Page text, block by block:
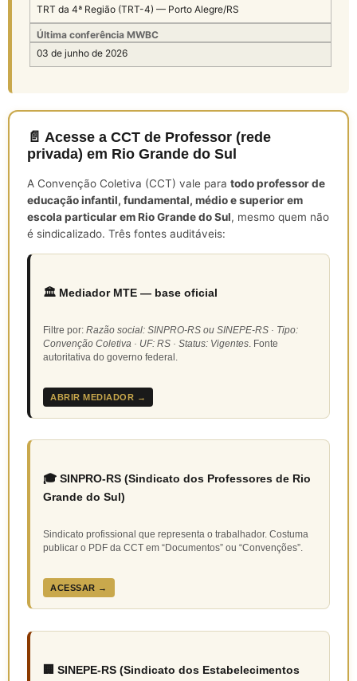
TRT da 4ª Região (TRT-4) — Porto Alegre/RS
Última conferência MWBC
03 de junho de 2026
📄 Acesse a CCT de Professor (rede
privada) em Rio Grande do Sul
A Convenção Coletiva (CCT) vale para todo professor de
educação infantil, fundamental, médio e superior em
escola particular em Rio Grande do Sul, mesmo quem não
é sindicalizado. Três fontes auditáveis:
🏛️ Mediador MTE — base oficial
Filtre por: Razão social: SINPRO-RS ou SINEPE-RS · Tipo:
Convenção Coletiva · UF: RS · Status: Vigentes. Fonte
autoritativa do governo federal.
ABRIR MEDIADOR →
🎓 SINPRO-RS (Sindicato dos Professores de Rio
Grande do Sul)
Sindicato profissional que representa o trabalhador. Costuma
publicar o PDF da CCT em “Documentos” ou “Convenções”.
ACESSAR →
🏢 SINEPE-RS (Sindicato dos Estabelecimentos